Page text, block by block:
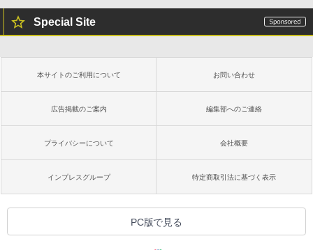
Special Site
本サイトのご利用について お問い合わせ
広告掲載のご案内 編集部へのご連絡
プライバシーについて 会社概要
インプレスグループ 特定商取引法に基づく表示
PC版で見る